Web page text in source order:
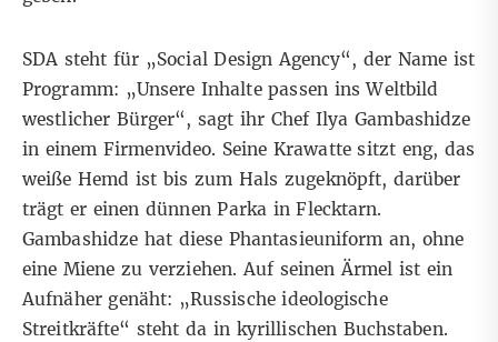
SDA steht für „Social Design Agency“, der Name ist
Programm: „Unsere Inhalte passen ins Weltbild
westlicher Bürger“, sagt ihr ChefIlya Gambashidze
in einem Firmenvideo. Seine Krawatte sitzt eng, das
weiße Hemd ist bis zum Hals zugeknöpft, darüber
trägt er einen dünnen Parka in Flecktarn.
Gambashidze hat diese Phantasieuniform an,ohne
eine Miene zu verziehen. Auf seinen Ärmel ist ein
Aufnäher genäht: „Russische ideologische
Streitkräfte“ steht da in kyrillischen Buchstaben.